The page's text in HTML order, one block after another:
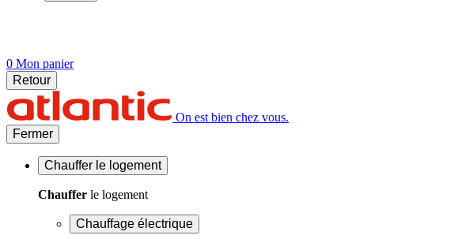
0 Mon panier
Retour
On est bien chez vous.
Fermer
Chauffer le logement
Chauffer le logement
Chauffage électrique